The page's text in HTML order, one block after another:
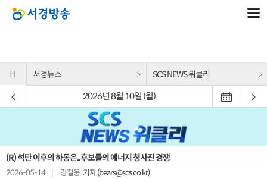
H 서경뉴스 SCS NEWS 위클리
2026년 8월 10일 (월)
(R) 석탄 이후의 하동은..후보들의 에너지 청사진 경쟁
2026-05-14 강철웅 기자 (bears@scs.co.kr)